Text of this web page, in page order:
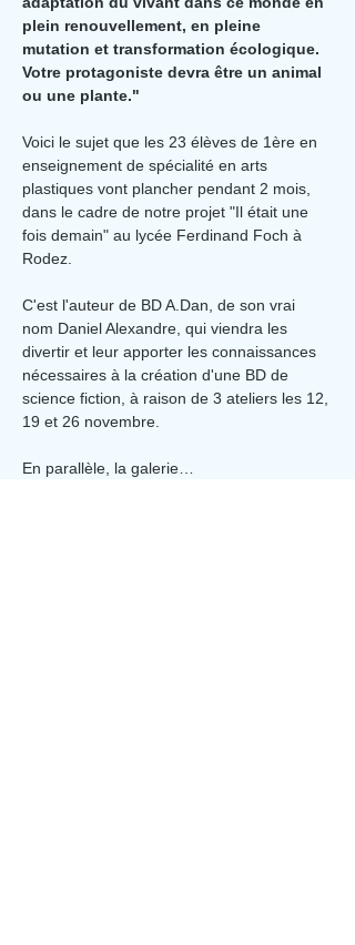
plein renouvellement, en pleine
mutation et transformation écologique.
Votre protagoniste devra être un animal
ou une plante."
Voici le sujet que les 23 élèves de 1ère en
enseignement de spécialité en arts
plastiques vont plancher pendant 2 mois,
dans le cadre de notre projet "Il était une
fois demain" au lycée Ferdinand Foch à
Rodez.
C'est l'auteur de BD A.Dan, de son vrai
nom Daniel Alexandre, qui viendra les
divertir et leur apporter les connaissances
nécessaires à la création d'une BD de
science fiction, à raison de 3 ateliers les 12,
19 et 26 novembre.
En parallèle, la galerie…